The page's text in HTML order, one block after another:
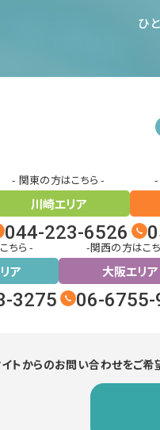
ひ
- 関東の方はこちら -
川崎エリア
044-223-6526
ちら -
ア
3275
-関西の方はこ
大阪エリア
06-6755-
トからのお問い合わせをご希